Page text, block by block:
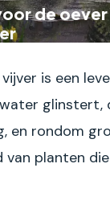
de oever
is een
glinstert,
en rondom
van planten